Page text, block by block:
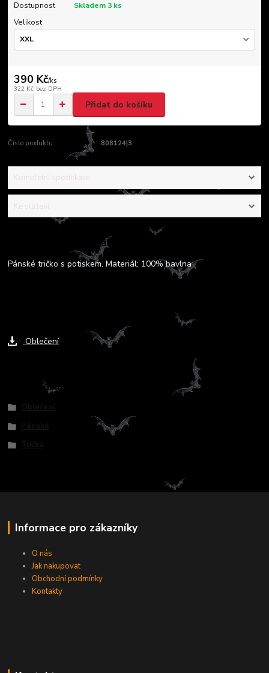
Dostupnost
Skladem 3 ks
Velikost
390 Kč/ks
322 Kč bez DPH
Přidat do košíku
Číslo produktu: 808124|3
Kompletní specifikace
Ke stažení
Kompletní specifikace
Pánské tričko s potiskem. Materiál: 100% bavlna
Oblečení
Zboží zařazeno v kategoriích
Informace pro zákazníky
O nás
Jak nakupovat
Obchodní podmínky
Kontakty